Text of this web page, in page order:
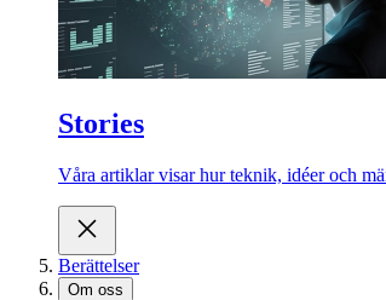
Stories
Våra artiklar visar hur teknik, idéer och
Berättelser
Om oss